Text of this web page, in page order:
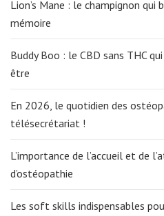
Lion’s Mane : le champignon
mémoire
Buddy Boo : le CBD sans THC
être
En 2026, le quotidien des
télésecrétariat !
L’importance de l’accueil et de
d’ostéopathie
Les soft skills indispensables